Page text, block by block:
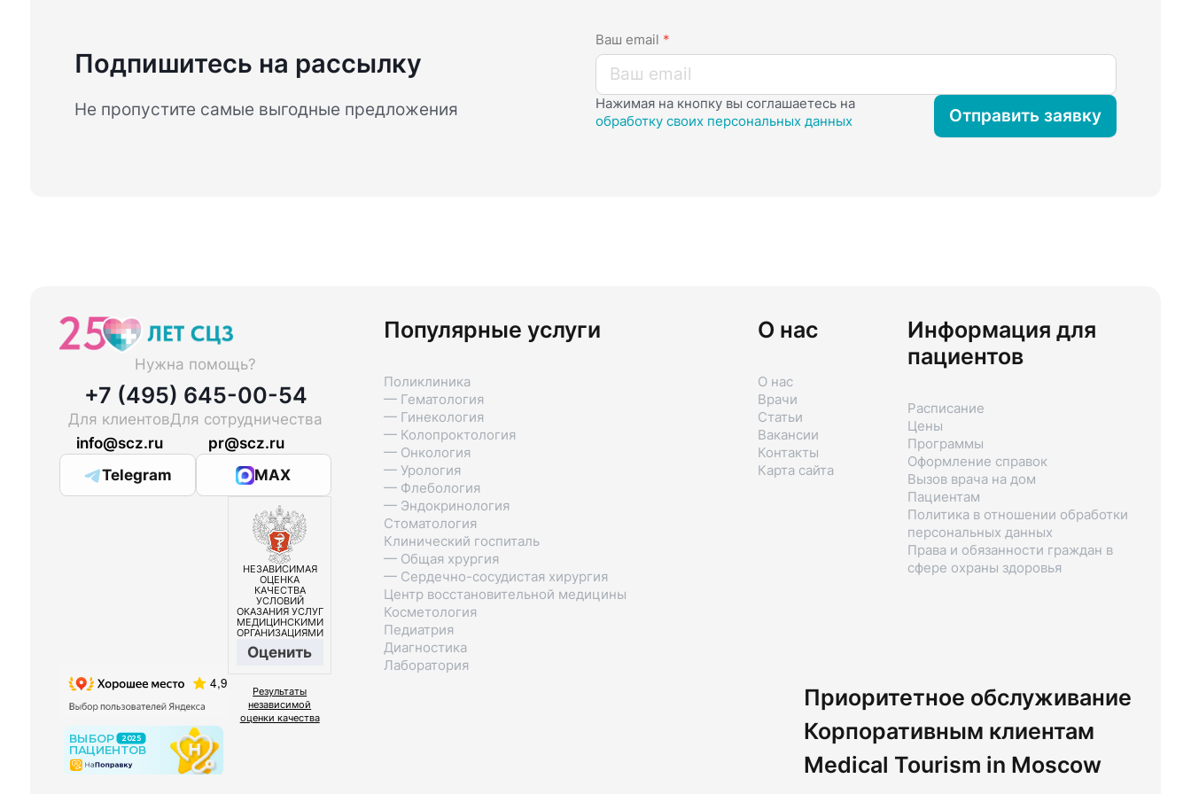
Подпишитесь на рассылку
Не пропустите самые выгодные предложения
Ваш email *
Нажимая на кнопку вы соглашаетесь на
обработку своих персональных данных
Отправить заявку
Нужна помощь?
+7 (495) 645-00-54
Для клиентов
info@scz.ru
Для сотрудничества
pr@scz.ru
Telegram
MAX
НЕЗАВИСИМАЯ
ОЦЕНКА
КАЧЕСТВА
УСЛОВИЙ
ОКАЗАНИЯ УСЛУГ
МЕДИЦИНСКИМИ
ОРГАНИЗАЦИЯМИ
Оценить
Результаты
независимой
оценки качества
Популярные услуги
Поликлиника
— Гематология
— Гинекология
— Колопроктология
— Онкология
— Урология
— Флебология
— Эндокринология
Стоматология
Клинический госпиталь
— Общая хрургия
— Сердечно-сосудистая хирургия
Центр восстановительной медицины
Косметология
Педиатрия
Диагностика
Лаборатория
О нас
О нас
Врачи
Статьи
Вакансии
Контакты
Карта сайта
Информация для
пациентов
Расписание
Цены
Программы
Оформление справок
Вызов врача на дом
Пациентам
Политика в отношении обработки
персональных данных
Права и обязанности граждан в
сфере охраны здоровья
Приоритетное обслуживание
Корпоративным клиентам
Medical Tourism in Moscow